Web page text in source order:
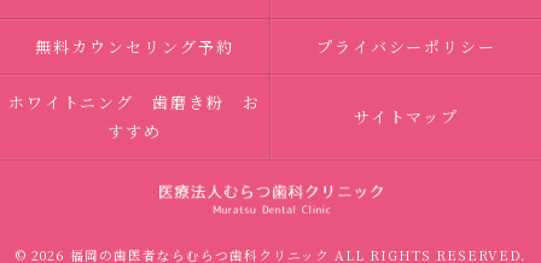
無料カウンセリング予約 プライバシーポリシー
ホワイトニング 歯磨き粉 お
すすめ
サイトマップ
© 2026 福岡の歯医者ならむらつ歯科クリニック ALL RIGHTS RESERVED.